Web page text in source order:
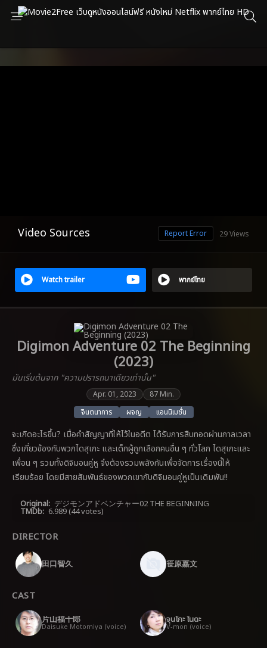
Video Sources 29 Views
Report Error
Watch trailer พากย์ไทย
Digimon Adventure 02 The Beginning
(2023)
มันเริ่มต้นจาก "ความปรารถนาเดียวเท่านั้น"
Apr. 01, 2023
87 Min.
จินตนาการ
ผจญ แอนนิเมชั่น
จะเกิดอะไรขึ้น? เมื่อคำสัญญาที่ให้ไว้ในอดีต ได้รับการสืบทอดผ่านกาลเวลา
ซึ่งเกี่ยวข้องกับพวกไดสุเกะ และเด็กผู้ถูกเลือกคนอื่น ๆ ทั่วโลก ไดสุเกะและ
เพื่อน ๆ รวมทั้งดิจิมอนคู่หู จึงต้องรวมพลังกันเพื่อจัดการเรื่องนี้ให้
เรียบร้อย โดยมีสายสัมพันธ์ของพวกเขากับดิจิมอนคู่หูเป็นเดิมพัน!!
Original: デジモンアドベンチャー02 THE BEGINNING
TMDb: 6.989 (44 votes)
DIRECTOR
田口智久 笹原嘉文
CAST
片山福十郎
Daisuke Motomiya (voice)
จุนโกะ โนดะ
V-mon (voice)